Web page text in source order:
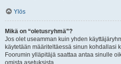
Ylös
Mikä on “oletusryhmä”?
Jos olet useamman kuin yhden
käytetään määriteltäessä sinun kohdallasi
Foorumin ylläpitäjä saattaa antaa sinulle
omista asetuksista.